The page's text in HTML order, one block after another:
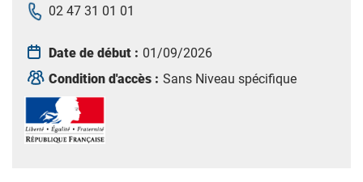
02 47 31 01 01
Date de début : 01/09/2026
Condition d'accès : Sans Niveau spécifique